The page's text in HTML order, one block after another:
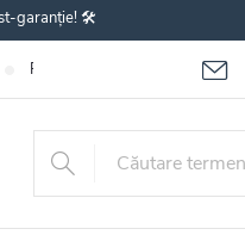
garanție! 🛠️
Reclamațiile bunurilor